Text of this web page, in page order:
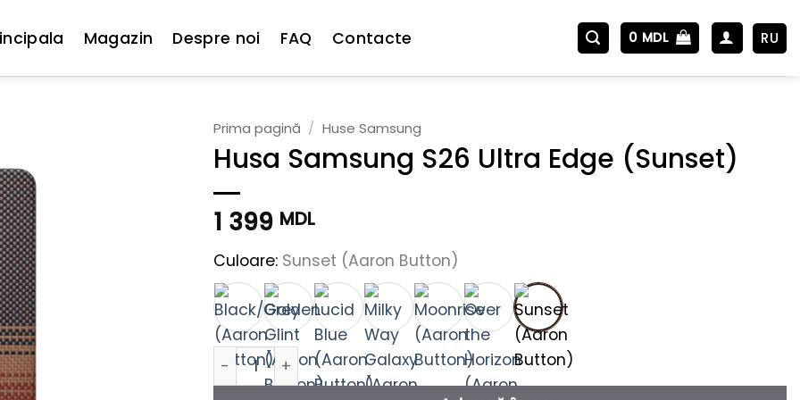
Magazin Despre noi FAQ Contacte 0 MDL RU
Prima pagină / Huse Samsung
Husa Samsung S26 Ultra Edge (Sunset)
1 399 MDL
Culoare: Sunset (Aaron Button)
Cantitate Husa Samsung S26 Ultra Edge (Sunset)